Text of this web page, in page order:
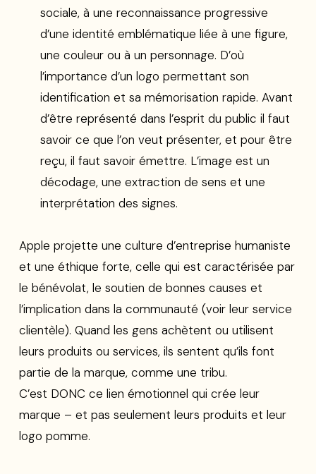
sociale, à une reconnaissance progressive
d’une identité emblématique liée à une figure,
une couleur ou à un personnage. D’où
l’importance d’un logo permettant son
identification et sa mémorisation rapide. Avant
d’être représenté dans l’esprit du public il faut
savoir ce que l’on veut présenter, et pour être
reçu, il faut savoir émettre. L’image est un
décodage, une extraction de sens et une
interprétation des signes.
Apple projette une culture d’entreprise humaniste
et une éthique forte, celle qui est caractérisée par
le bénévolat, le soutien de bonnes causes et
l’implication dans la communauté (voir leur service
clientèle). Quand les gens achètent ou utilisent
leurs produits ou services, ils sentent qu’ils font
partie de la marque, comme une tribu.
C’est DONC ce lien émotionnel qui crée leur
marque – et pas seulement leurs produits et leur
logo pomme.